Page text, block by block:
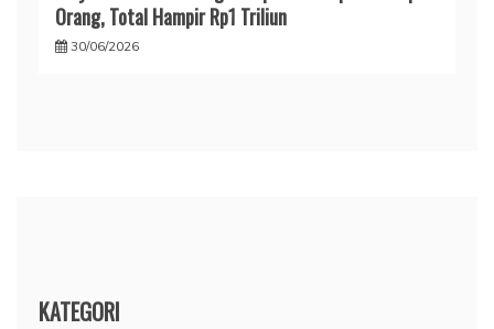
Orang, Total Hampir Rp1 Triliun
30/06/2026
KATEGORI